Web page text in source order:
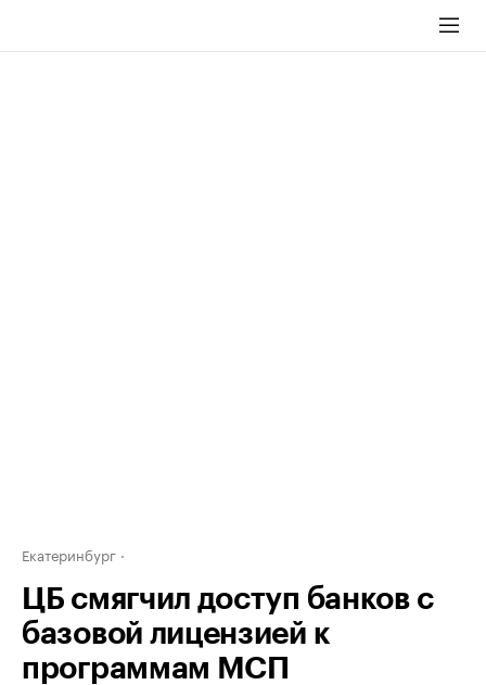
Екатеринбург
ЦБ смягчил доступ банков с
базовой лицензией к
программам МСП